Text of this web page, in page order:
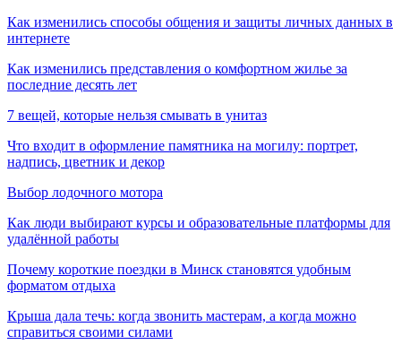
Как изменились способы общения и защиты личных данных в
интернете
Как изменились представления о комфортном жилье за
последние десять лет
7 вещей, которые нельзя смывать в унитаз
Что входит в оформление памятника на могилу: портрет,
надпись, цветник и декор
Выбор лодочного мотора
Как люди выбирают курсы и образовательные платформы для
удалённой работы
Почему короткие поездки в Минск становятся удобным
форматом отдыха
Крыша дала течь: когда звонить мастерам, а когда можно
справиться своими силами